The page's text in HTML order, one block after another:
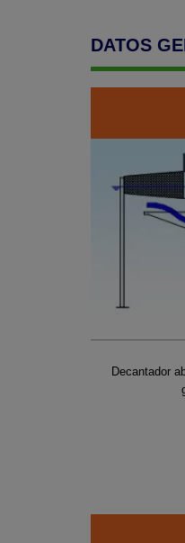
DATOS
Decantador